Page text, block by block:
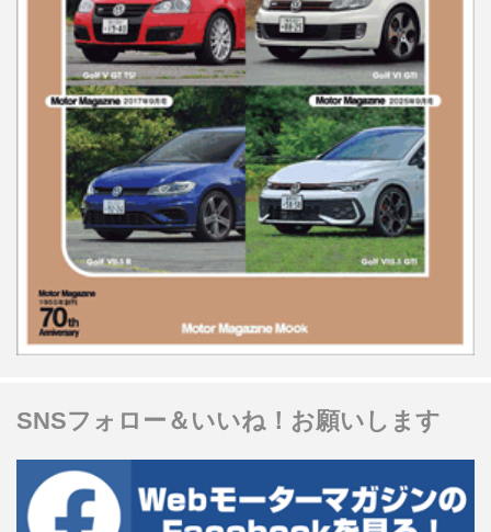
SNSフォロー＆いいね！お願いします